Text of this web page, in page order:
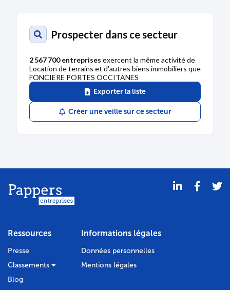
Prospecter dans ce secteur
2 567 700 entreprises exercent la même activité de
Location de terrains et d'autres biens immobiliers que
FONCIERE PORTES OCCITANES
Exporter la liste
Créer une veille sur ce secteur
Ressources
Presse
Classements
Blog
Informations légales
Données personnelles
Mentions légales